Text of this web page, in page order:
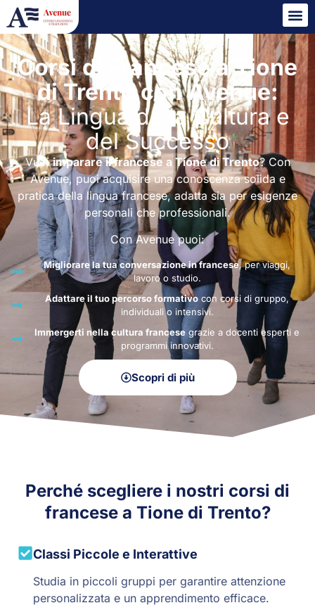
Corsi di Francese a Tione
di Trento con Avenue:
La Lingua della Cultura e
del Successo
Vuoiimparare il francese a Tione di Trento? Con
Avenue, puoi acquisire una conoscenza solida e
pratica della lingua francese, adatta sia per esigenze
personali che professionali.
Con Avenue puoi:
Migliorare la tua conversazione in francese, per viaggi,
lavoro o studio.
Adattare il tuo percorso formativo con corsi di gruppo,
individuali o intensivi.
Immergerti nella cultura francese grazie a docenti esperti e
programmi innovativi.
Scopri di più
Perché scegliere i nostri corsi di
francese a Tione di Trento?
Classi Piccole e Interattive
Studia in piccoli gruppi per garantire attenzione
personalizzata e un apprendimento efficace.